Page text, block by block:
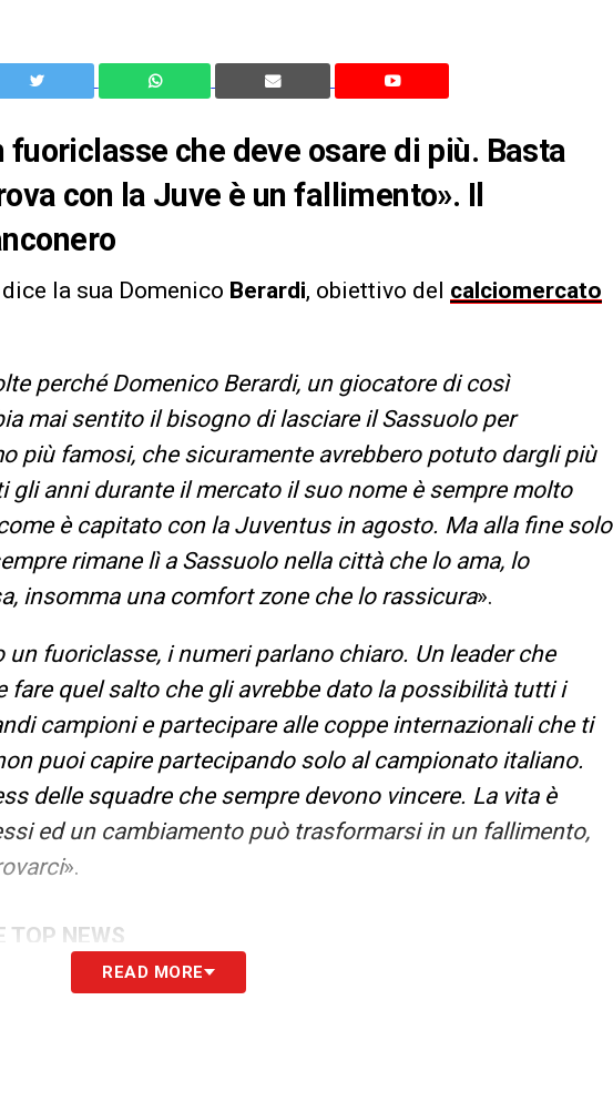
fuoriclasse che deve osare di più. Basta
con la Juve è un fallimento». Il
la sua Domenico Berardi, obiettivo del calciomercato
perché Domenico Berardi, un giocatore di così
mai sentito il bisogno di lasciare il Sassuolo per
più famosi, che sicuramente avrebbero potuto dargli più
gli anni durante il mercato il suo nome è sempre molto
è capitato con la Juventus in agosto. Ma alla fine solo
rimane lì a Sassuolo nella città che lo ama, lo
insomma una comfort zone che lo rassicura».
un fuoriclasse, i numeri parlano chiaro. Un leader che
fare quel salto che gli avrebbe dato la possibilità tutti i
campioni e partecipare alle coppe internazionali che ti
puoi capire partecipando solo al campionato italiano.
delle squadre che sempre devono vincere. La vita è
ed un cambiamento può trasformarsi in un fallimento,
».
TOP NEWS
READ MORE